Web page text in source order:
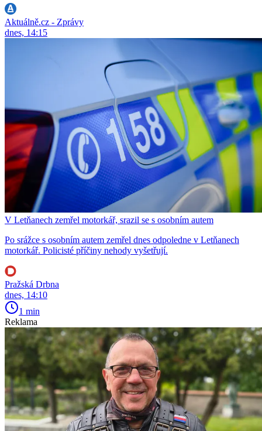
Aktuálně.cz - Zprávy
dnes, 14:15
V Letňanech zemřel motorkář, srazil se s osobním autem
Po srážce s osobním autem zemřel dnes odpoledne v Letňanech
motorkář. Policisté příčiny nehody vyšetřují.
Pražská Drbna
dnes, 14:10
1 min
Reklama